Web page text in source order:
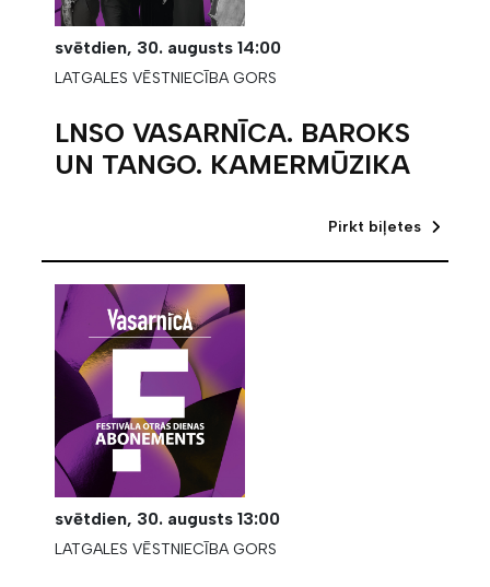
svētdien, 30. augusts 14:00
LATGALES VĒSTNIECĪBA GORS
LNSO VASARNĪCA. BAROKS
UN TANGO. KAMERMŪZIKA
Pirkt biļetes
svētdien, 30. augusts 13:00
LATGALES VĒSTNIECĪBA GORS